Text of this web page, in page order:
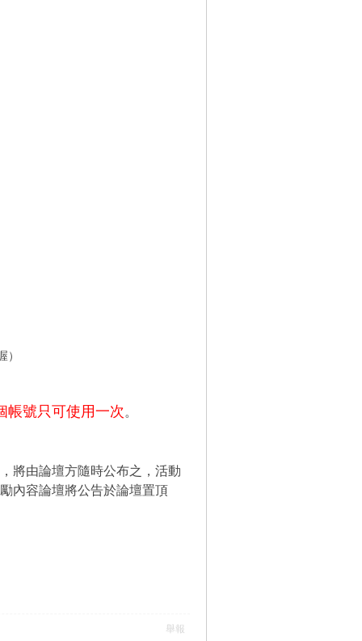
）
帳號只可使用一次 。
將由論壇方隨時公布之，活動
內容論壇將公告於論壇置頂
舉報